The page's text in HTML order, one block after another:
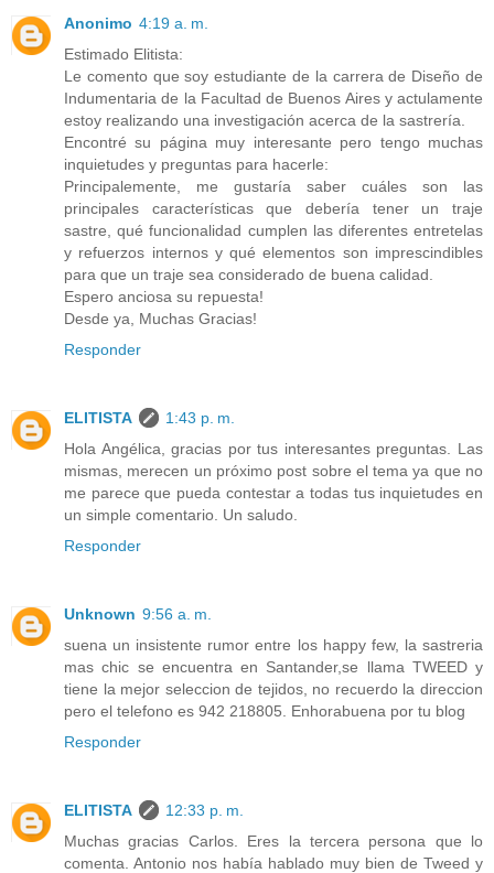
Anonimo 4:19 a. m.
Estimado Elitista:
Le comento que soy estudiante de la carrera de Diseño de
Indumentaria de la Facultad de Buenos Aires y actulamente
estoy realizando una investigación acerca de la sastrería.
Encontré su página muy interesante pero tengo muchas
inquietudes y preguntas para hacerle:
Principalemente, me gustaría saber cuáles son las
principales características que debería tener un traje
sastre, qué funcionalidad cumplen las diferentes entretelas
y refuerzos internos y qué elementos son imprescindibles
para que un traje sea considerado de buena calidad.
Espero anciosa su repuesta!
Desde ya, Muchas Gracias!
Responder
ELITISTA
1:43 p. m.
Hola Angélica, gracias por tus interesantes preguntas. Las
mismas, merecen un próximo post sobre el tema ya que no
me parece que pueda contestar a todas tus inquietudes en
un simple comentario. Un saludo.
Responder
Unknown 9:56 a. m.
suena un insistente rumor entre los happy few, la sastreria
mas chic se encuentra en Santander,se llama TWEED y
tiene la mejor seleccion de tejidos, no recuerdo la direccion
pero el telefono es 942 218805. Enhorabuena por tu blog
Responder
ELITISTA
12:33 p. m.
Muchas gracias Carlos. Eres la tercera persona que lo
comenta. Antonio nos había hablado muy bien de Tweed y